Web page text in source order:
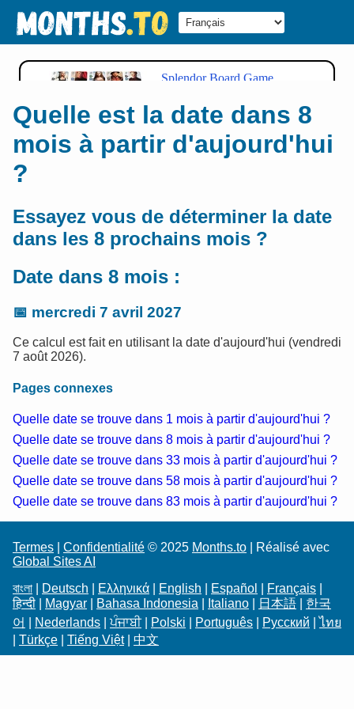
Quelle est la date dans 8
mois à partir d'aujourd'hui
?
Essayez vous de déterminer la date
dans les 8 prochains mois ?
Date dans 8 mois :
📅 mercredi 7 avril 2027
Ce calcul est fait en utilisant la date d'aujourd'hui (vendredi
7 août 2026).
Pages connexes
Quelle date se trouve dans 1 mois à partir d'aujourd'hui ?
Quelle date se trouve dans 8 mois à partir d'aujourd'hui ?
Quelle date se trouve dans 33 mois à partir d'aujourd'hui ?
Quelle date se trouve dans 58 mois à partir d'aujourd'hui ?
Quelle date se trouve dans 83 mois à partir d'aujourd'hui ?
Termes Confidentialité © 2025 Months.to | Réalisé avec
Global Sites AI
বাংলা
Deutsch Ελληνικά English Español Français
हिन्दी
Magyar Bahasa Indonesia Italiano 日本語
한국
어
Nederlands |ਪੰਜਾਬੀ| Polski Português Русский |ไทย
Türkçe Tiếng Việt| 中文